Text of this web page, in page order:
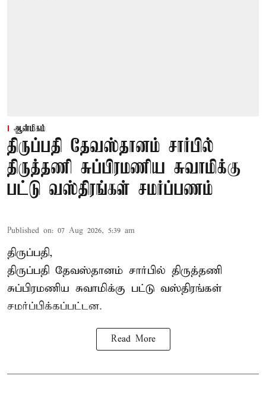
ஆன்மிகம்
திருப்பதி தேவஸ்தானம் சார்பில்
திருத்தணி சுப்பிரமணிய சுவாமிக்கு
பட்டு வஸ்திரங்கள் சமர்ப்பணம்
Published on: 07 Aug 2026, 5:39 am
திருப்பதி,
திருப்பதி தேவஸ்தானம் சார்பில் திருத்தணி
சுப்பிரமணிய சுவாமிக்கு பட்டு வஸ்திரங்கள்
சமர்ப்பிக்கப்பட்டன.
Read More